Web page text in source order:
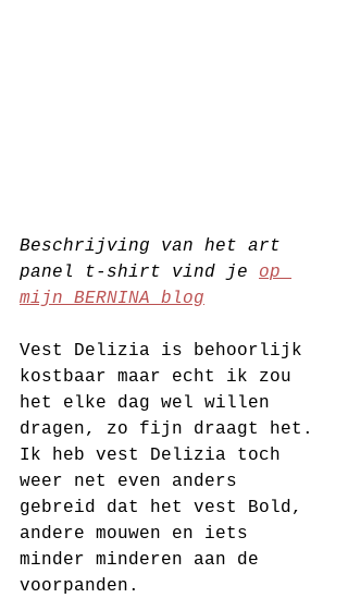
Beschrijving van het art
panel t-shirt vind je op
mijn BERNINA blog
Vest Delizia is behoorlijk
kostbaar maar echt ik zou
het elke dag wel willen
dragen, zo fijn draagt het.
Ik heb vest Delizia toch
weer net even anders
gebreid dat het vest Bold,
andere mouwen en iets
minder minderen aan de
voorpanden.